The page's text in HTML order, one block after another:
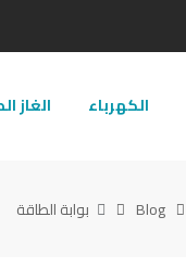
الكهرباء الغاز
Blog بوابة الطاقة